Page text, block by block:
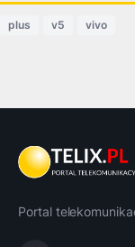
plus v5 vivo
Portal